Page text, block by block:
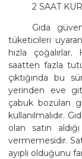
2 SAAT
Gıda
tüketicileri
hızla çoğalırlar.
saatten fazla
çıktığında bu
yerinden eve
çabuk bozulan
kullanılmalıdır.
olan satın
vermemesidir.
ayıplı olduğunu